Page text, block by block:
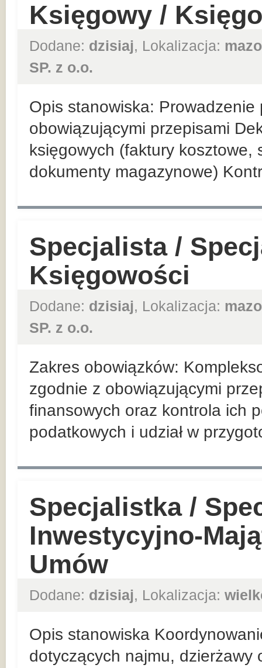
Księgowy /
Dodane: dzisiaj, Lokalizacja:
SP. z o.o.
Opis stanowiska: Prowadzenie
obowiązującymi przepisami
księgowych (faktury
dokumenty magazynowe)
Specjalista /
Księgowości
Dodane: dzisiaj, Lokalizacja:
SP. z o.o.
Zakres obowiązków:
zgodnie z obowiązującymi
finansowych oraz kontrola ich
podatkowych i udział w
Specjalistka /
Inwestycyjno-
Umów
Dodane: dzisiaj, Lokalizacja:
Opis stanowiska
dotyczących najmu, dzierżawy